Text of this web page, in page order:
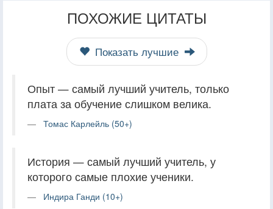
ПОХОЖИЕ ЦИТАТЫ
Показать лучшие
Опыт — самый лучший учитель, только
плата за обучение слишком велика.
Томас Карлейль (50+)
История — самый лучший учитель, у
которого самые плохие ученики.
Индира Ганди (10+)